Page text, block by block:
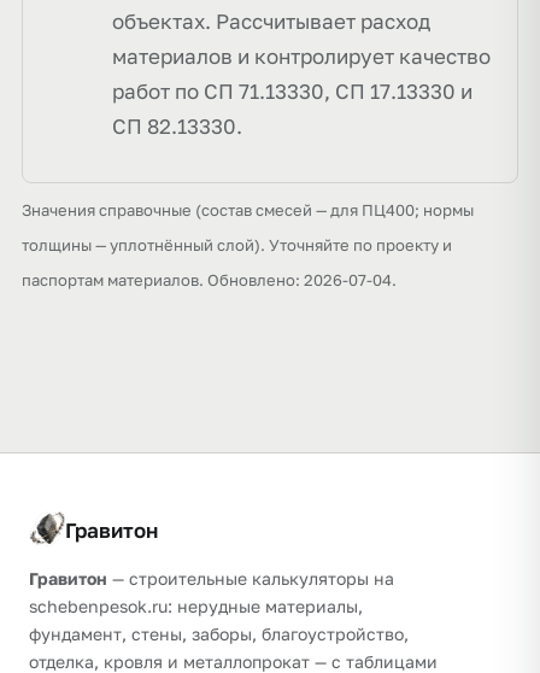
объектах. Рассчитывает расход
материалов и контролирует качество
работ по СП 71.13330, СП 17.13330 и
СП 82.13330.
Значения справочные (состав смесей — для ПЦ400; нормы
толщины — уплотнённый слой). Уточняйте по проекту и
паспортам материалов. Обновлено: 2026-07-04.
Гравитон
Гравитон — строительные калькуляторы на
schebenpesok.ru: нерудные материалы,
фундамент, стены, заборы, благоустройство,
отделка, кровля и металлопрокат — с таблицами